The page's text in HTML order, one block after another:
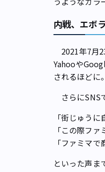
内戦、エボ
2021年7月
Yahooや
されるほどに。
さらにSNS
「街じゅう
「この際フ
「ファミマ
といった声ま